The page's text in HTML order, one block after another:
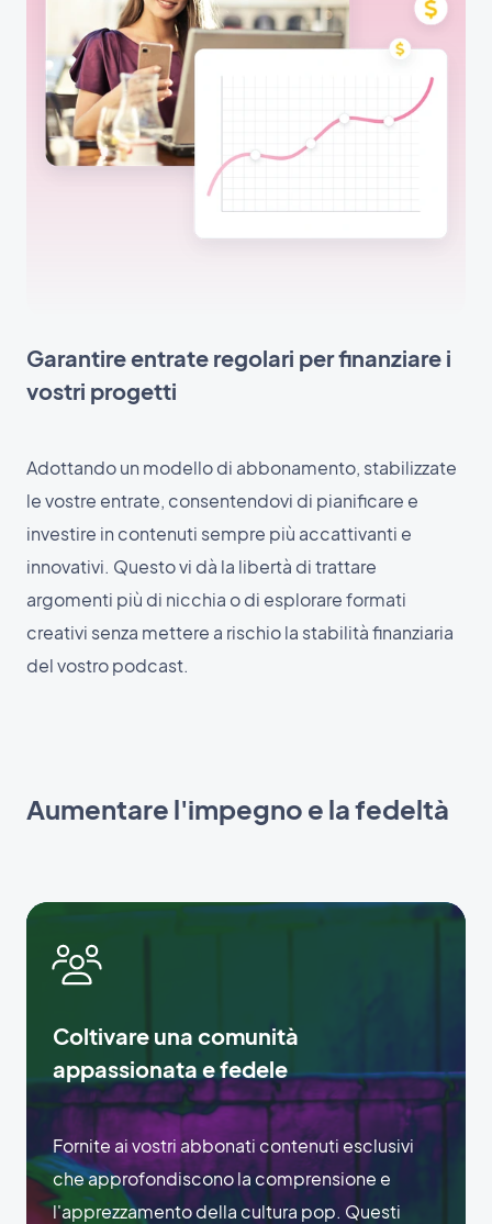
Garantire entrate regolari per finanziare i
vostri progetti
Adottando un modello di abbonamento, stabilizzate
le vostre entrate, consentendovi di pianificare e
investire in contenuti sempre più accattivanti e
innovativi. Questo vi dà la libertà di trattare
argomenti più di nicchia o di esplorare formati
creativi senza mettere a rischio la stabilità finanziaria
del vostro podcast.
Aumentare l'impegno e la fedeltà
Coltivare una comunità
appassionata e fedele
Fornite ai vostri abbonati contenuti esclusivi
che approfondiscono la comprensione e
l'apprezzamento della cultura pop. Questi